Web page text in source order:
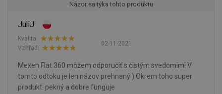
Názor sa týka tohto produktu
JuliJ
02-11-2021
Kvalita:
Vzhľad:
Mexen Flat 360 môžem odporučiť s čistým svedomím! V
tomto odtoku je len názov prehnaný ) Okrem toho super
produkt: pekný a dobre funguje